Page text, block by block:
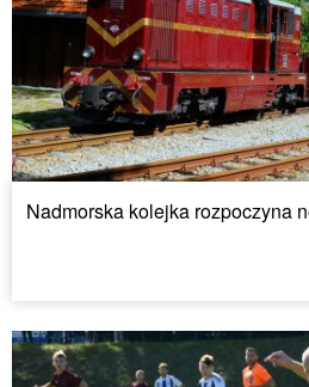
Nadmorska kolejka rozpoczyna